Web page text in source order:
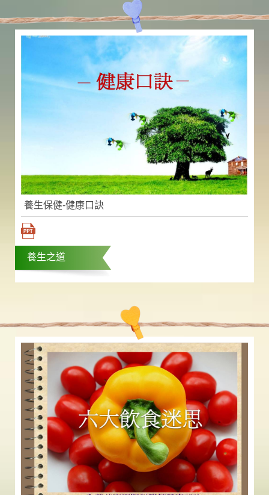
養生保健-健康口訣
養生之道